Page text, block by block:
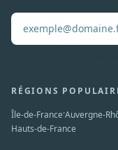
RÉGIONS
Île-de-France·Auvergne-
Hauts-de-France